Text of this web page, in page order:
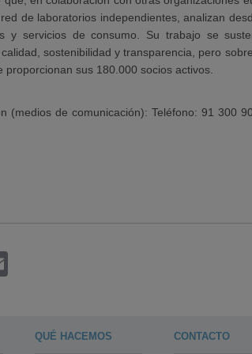
de laboratorios independientes, analizan
y servicios de consumo. Su trabajo se
sostenibilidad y transparencia, pero
proporcionan sus 180.000 socios activos.
(medios de comunicación): Teléfono: 91 300
Email
QUÉ HACEMOS CONTACTO